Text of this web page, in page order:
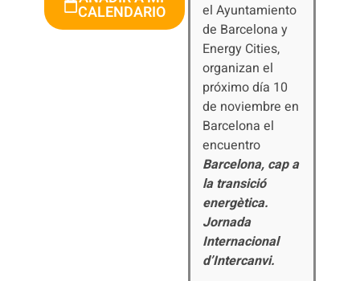
CALENDARIO
el Ayuntamiento
de Barcelona y
Energy Cities,
organizan el
próximo día 10
de noviembre en
Barcelona el
encuentro
Barcelona, cap a
la transició
energètica.
Jornada
Internacional
d’Intercanvi.